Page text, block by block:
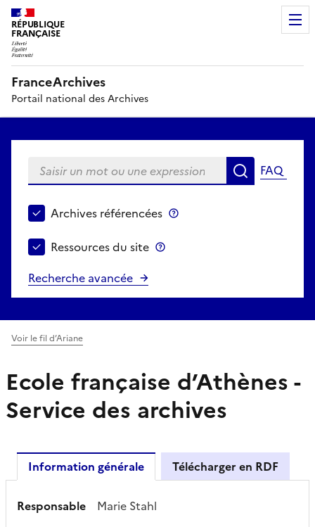
RÉPUBLIQUE
FRANÇAISE
FranceArchives
Portail national des Archives
Saisir un mot ou une expression Rechercher
FAQ
Choisir le périmètre de recherche
Archives référencées
Ressources du site
Recherche avancée
Voir le fil d’Ariane
Ecole française d’Athènes -
Service des archives
Information générale Télécharger en RDF
Responsable
Marie Stahl